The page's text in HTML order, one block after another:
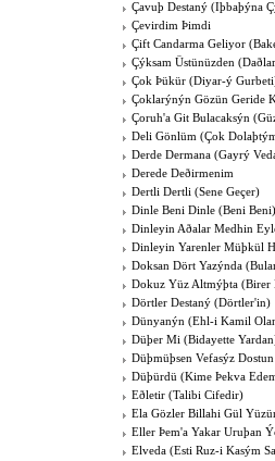
Çavuþ Destaný (Iþbaþýna
Çevirdim Þimdi
Çift Candarma Geliyor
Çýksam Üstünüzden
Çok Þükür (Diyar-ý
Çoklarýnýn Gözün Geride
Çoruh'a Git Bulacaksýn
Deli Gönlüm (Çok
Derde Dermana (Gayrý
Derede Deðirmenim
Dertli Dertli (Sene Geçer)
Dinle Beni Dinle (Beni Beni)
Dinleyin Aðalar Medhin
Dinleyin Yarenler Müþkül
Doksan Dört Yazýnda
Dokuz Yüz Altmýþta (Birer
Dörtler Destaný (Dörtler'in)
Dünyanýn (Ehl-i Kamil
Düþer Mi (Bidayette
Düþmüþsen Vefasýz Dostun
Düþürdü (Kime Þekva
Eðletir (Talibi Cifedir)
Ela Gözler Billahi Gül
Eller Þem'a Yakar Uruþan
Elveda (Esti Ruz-i Kasým